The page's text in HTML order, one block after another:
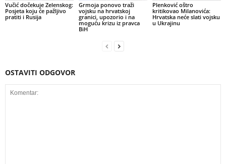
Vučić dočekuje Zelenskog:
Posjeta koju će pažljivo
pratiti i Rusija
Grmoja ponovo traži
vojsku na hrvatskoj
granici, upozorio i na
moguću krizu iz pravca
BiH
Plenković oštro
kritikovao Milanovića:
Hrvatska neće slati vojsku
u Ukrajinu
OSTAVITI ODGOVOR